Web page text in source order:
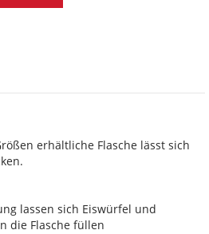
erhältliche Flasche lässt sich
lassen sich Eiswürfel und
die Flasche füllen